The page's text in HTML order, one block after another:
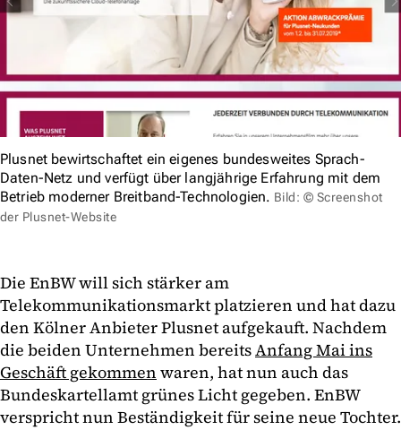
Plusnet bewirtschaftet ein eigenes bundesweites Sprach-
Daten-Netz und verfügt über langjährige Erfahrung mit dem
Betrieb moderner Breitband-Technologien. Bild: © Screenshot
der Plusnet-Website
Die EnBW will sich stärker am
Telekommunikationsmarkt platzieren und hat dazu
den Kölner Anbieter Plusnet aufgekauft. Nachdem
die beiden Unternehmen bereitsAnfang Mai ins
Geschäft gekommen waren, hat nun auch das
Bundeskartellamt grünes Licht gegeben. EnBW
verspricht nun Beständigkeit für seine neue Tochter.